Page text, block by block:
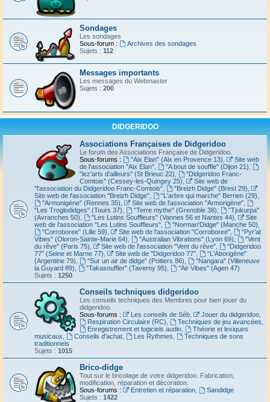
Sondages
Les sondages
Sous-forum :
Archives des sondages
Sujets : 112
Messages importants
Les messages du Webmaster
Sujets : 200
DIDGERIDOO
Associations Françaises de Didgeridoo
Le forum des Associations Française de Didgeridoo.
Sous-forums :
"Aix Elan" (Aix en Provence 13)
Site web
de l'association "Aix Elan"
"A bout de souffle" (Dijon 21)
"lez'arts d'ailleurs" (St Brieuc 22)
"Didgeridoo Franc-
Comtois" (Cessey-les-Quingey 25)
Site web de
"l'association du Didgeridoo Franc-Comtois"
"Breizh Didge" (Brest 29)
Site web de l'association "Breizh Didge"
"L'arbre qui marche" Berrien (29)
"Armonigène" (Rennes 35)
Site web de l'association "Armorigène",
"Les Troglodidges" (Tours 37)
"Terre mythe" (Grenoble 38)
"Tjukurpa"
(Avranches 50)
"Les Lutins Souffleurs" (Vannes 56 et Nantes 44)
Site
web de l'association "Les Lutins Souffleurs"
"Norman'Didge" (Manche 50)
"Corroboree" (Lille 59)
Site web de l'association "Corroboree",
"Pyr'at
Vibes" (Oloron-Sainte-Marie 64)
"Australian Vibrations" (Lyon 69)
"Vent
du rêve" (Paris 75)
Site web de l'association "Vent du rêve",
"Didgeridoo
77" (Seine et Marne 77)
Site web de "Didgeridoo 77",
"L'Aborigène"
(Argentine 79)
"Sur un air de didge" (Poitiers 86)
"Nangara" (Villeneuve
la Guyard 89)
"Takasouffler" (Taverny 95)
"Air Vibes" (Agen 47)
Sujets : 1250
Conseils techniques didgeridoo
Les conseils techniques des Membres pour bien jouer du
didgeridoo.
Sous-forums :
Les conseils de Séb, Jouer du didgeridoo,
Respiration Circulaire (RC)
Techniques de jeu avancées
Enregistrement et logiciels audio,
Théorie et lexiques
musicaux
Conseils d'achat, Les Rythmes
Techniques de sons
traditionnels
Sujets : 1015
Brico-didge
Tout sur le bricolage de votre didgeridoo. Fabrication,
modification, réparation et décoration.
Sous-forums :
Entretien et réparation,
Sandidge
Sujets : 1422